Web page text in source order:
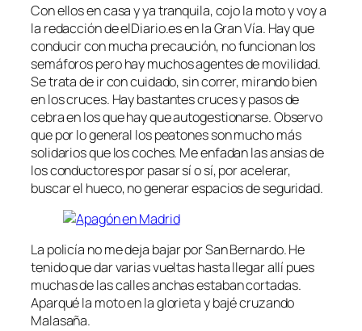
Con ellos en casa y ya tranquila, cojo la moto y voy a
la redacción de elDiario.es en la Gran Vía. Hay que
conducir con mucha precaución, no funcionan los
semáforos pero hay muchos agentes de movilidad.
Se trata de ir con cuidado, sin correr, mirando bien
en los cruces. Hay bastantes cruces y pasos de
cebra en los que hay que autogestionarse. Observo
que por lo general los peatones son mucho más
solidarios que los coches. Me enfadan las ansias de
los conductores por pasar sí o sí, por acelerar,
buscar el hueco, no generar espacios de seguridad.
La policía no me deja bajar por San Bernardo. He
tenido que dar varias vueltas hasta llegar allí pues
muchas de las calles anchas estaban cortadas.
Aparqué la moto en la glorieta y bajé cruzando
Malasaña.